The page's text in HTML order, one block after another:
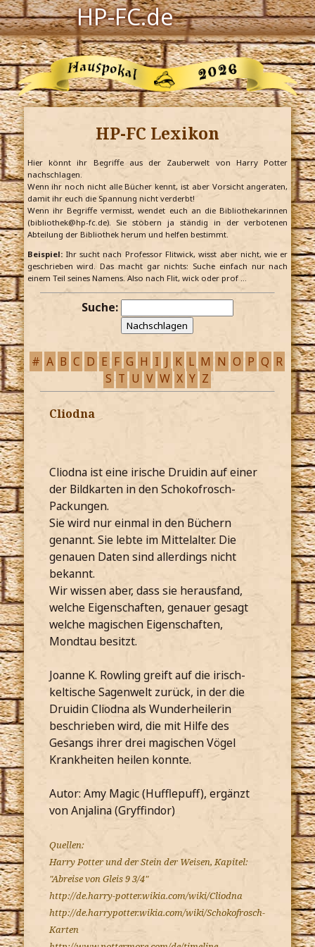
HP-FC.de
Navigation
Harry Potter
Der HP-FC
Hogwarts
Zauberwelt
Willkommen
Jetzt Fanclub-Mitglied werden!
HP-FC Lexikon
Hier könnt ihr Begriffe aus der Zauberwelt von Harry Potter
nachschlagen.
Wenn ihr noch nicht alle Bücher kennt, ist aber Vorsicht angeraten,
damit ihr euch die Spannung nicht verderbt!
Wenn ihr Begriffe vermisst, wendet euch an die Bibliothekarinnen
(bibliothek@hp-fc.de). Sie stöbern ja ständig in der verbotenen
Abteilung der Bibliothek herum und helfen bestimmt.
Beispiel:Ihr sucht nach Professor Flitwick, wisst aber nicht, wie er
geschrieben wird. Das macht gar nichts: Suche einfach nur nach
einem Teil seines Namens. Also nach Flit, wick oder prof …
Suche:
# A B C D E F G H I J K L M N O P Q R
S T U V W X Y Z
Cliodna
Cliodna ist eine irische Druidin auf einer
der Bildkarten in den Schokofrosch-
Packungen.
Sie wird nur einmal in den Büchern
genannt. Sie lebte im Mittelalter. Die
genauen Daten sind allerdings nicht
bekannt.
Wir wissen aber, dass sie herausfand,
welche Eigenschaften, genauer gesagt
welche magischen Eigenschaften,
Mondtau besitzt.
Joanne K. Rowling greift auf die irisch-
keltische Sagenwelt zurück, in der die
Druidin Cliodna als Wunderheilerin
beschrieben wird, die mit Hilfe des
Gesangs ihrer drei magischen Vögel
Krankheiten heilen konnte.
Autor: Amy Magic (Hufflepuff), ergänzt
von Anjalina (Gryffindor)
Quellen:
Harry Potter und der Stein der Weisen, Kapitel:
"Abreise von Gleis 9 3/4"
http://de.harry-potter.wikia.com/wiki/Cliodna
http://de.harrypotter.wikia.com/wiki/Schokofrosch-
Karten